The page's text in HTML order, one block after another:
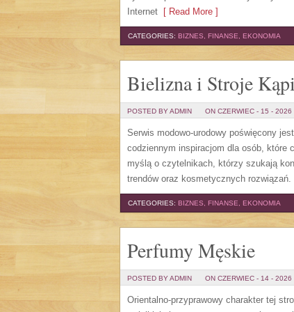
Internet [ Read More ]
CATEGORIES: BIZNES, FINANSE, EKONOMIA
Bielizna i Stroje
POSTED BY ADMIN ON CZERWIEC - 15 - 2026
Serwis modowo-urodowy poświęcony
codziennym inspiracjom dla osób, które
myślą o czytelnikach, którzy szukają
trendów oraz kosmetycznych rozwiązań.
CATEGORIES: BIZNES, FINANSE, EKONOMIA
Perfumy Męskie
POSTED BY ADMIN ON CZERWIEC - 14 - 2026
Orientalno-przyprawowy charakter tej